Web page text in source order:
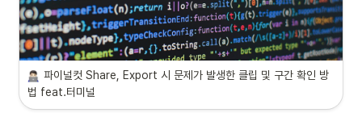
파이널컷 Share, Export 시 문제가 발생한 클립 및 구간 확인 방
법 feat.터미널